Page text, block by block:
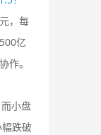
，每
亿
作。
小盘
跌破